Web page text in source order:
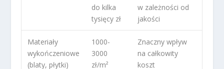
do kilka
tysięcy zł
w zależności od
jakości
Materiały
wykończeniowe
(blaty, płytki)
1000-
3000
zł/m²
Znaczny wpływ
na całkowity
koszt